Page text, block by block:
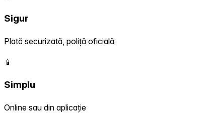
Sigur
Plată securizată, poliță oficială
📱
Simplu
Online sau din aplicație